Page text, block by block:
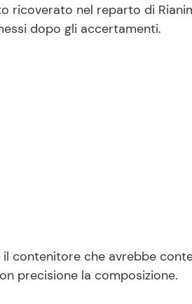
ricoverato nel reparto di
dopo gli accertamenti.
contenitore che avrebbe
precisione la composizione.